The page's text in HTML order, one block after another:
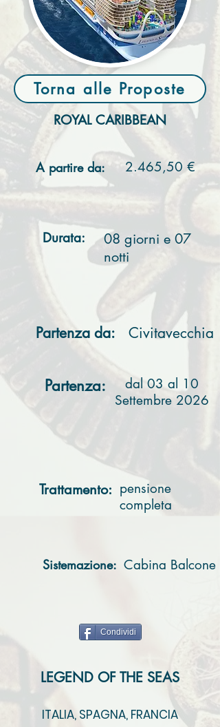
Torna alle Proposte
ROYAL CARIBBEAN
A partire da: 2.465,50 €
Durata:
08 giorni e 07
notti
Partenza da: Civitavecchia
Partenza:
dal 03 al 10
Settembre 2026
Trattamento: pensione
completa
Sistemazione: Cabina Balcone
Condividi
LEGEND OF THE SEAS
ITALIA, SPAGNA, FRANCIA